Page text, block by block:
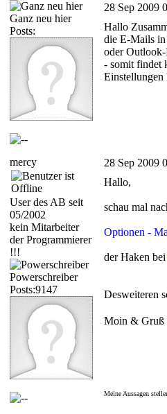
Ganz neu hier
Posts:
28 Sep 2009
Hallo
die E-Mails
oder
- somit findet
mercy
User des AB seit
05/2002
kein Mitarbeiter
der Programmierer
!!!
Powerschreiber
Posts:9147
28 Sep 2009
Hallo,
schau mal
Optionen -
der Haken
Desweiteren
Moin & Gruß
Meine Aussagen